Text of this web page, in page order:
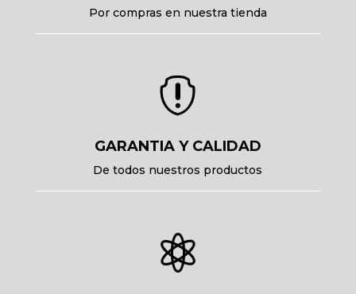
Por compras en nuestra tienda

GARANTIA Y CALIDAD
De todos nuestros productos
